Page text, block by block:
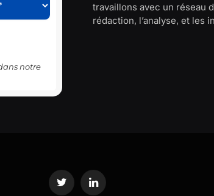
notre
travaillons avec un réseau
rédaction, l’analyse, et les
Twitter LinkedIn